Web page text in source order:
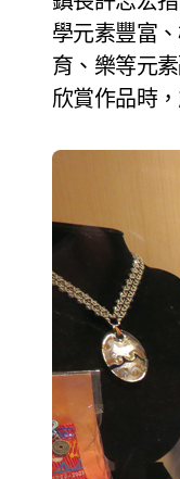
學元素豐富
育、樂等元
欣賞作品時